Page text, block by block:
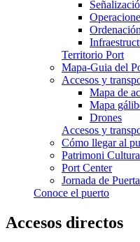
Territorio Port
Mapa-Guia del
Accesos y
Mapa de
Mapa
Drones
Accesos y
Cómo llegar al
Patrimoni
Port Center
Jornada de
Conoce el puerto
Accesos directos